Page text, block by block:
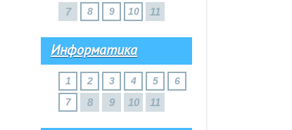
7
8 9 10 11
Информатика
1 2 3 4 5
6
7
8 9 10 11